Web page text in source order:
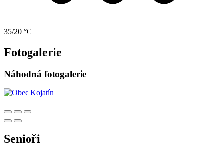
35/20 °C
Fotogalerie
Náhodná fotogalerie
Senioři